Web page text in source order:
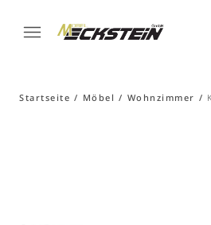
Startseite Möbel Wohnzimmer